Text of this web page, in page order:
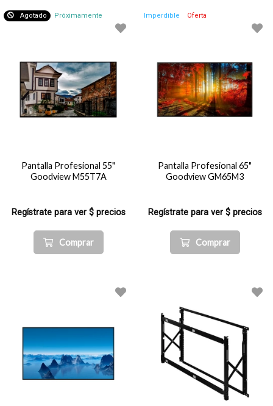
Agotado Próximamente
Pantalla Profesional 55"
Goodview M55T7A
Regístrate para ver $ precios
Comprar
Imperdible Oferta
Pantalla Profesional 65"
Goodview GM65M3
Regístrate para ver $ precios
Comprar